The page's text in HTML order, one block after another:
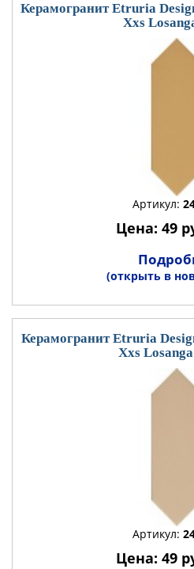
Керамогранит Etruria
Xxs
Артикул:
Цена: 49
(открыть в
Керамогранит Etruria
Xxs
Артикул:
Цена: 49